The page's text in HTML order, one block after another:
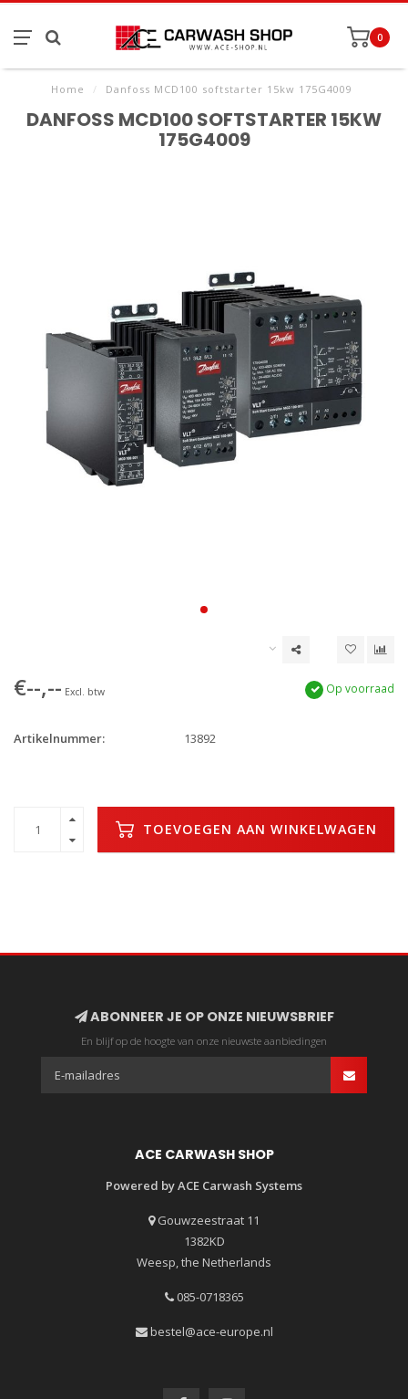
0
Home / Danfoss MCD100 softstarter 15kw 175G4009
DANFOSS MCD100 SOFTSTARTER 15KW
175G4009
€--,-- Excl. btw Op voorraad
Artikelnummer: 13892
TOEVOEGEN AAN WINKELWAGEN
ABONNEER JE OP ONZE NIEUWSBRIEF
En blijf op de hoogte van onze nieuwste aanbiedingen
ACE CARWASH SHOP
Powered by ACE Carwash Systems
Gouwzeestraat 11
1382KD
Weesp, the Netherlands
085-0718365
bestel@ace-europe.nl